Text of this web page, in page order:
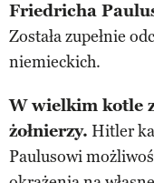
Friedricha
Została zupełnie
niemieckich.
W wielkim kotle
żołnierzy. Hitler
Paulusowi